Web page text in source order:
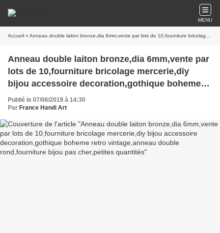
MENU
Accueil » Anneau double laiton bronze,dia 6mm,vente par lots de 10,fourniture bricolage mercerie,diy bijou accessoire decoration,gothique boheme retro vintage,anneau double rond,fourniture bijou pas cher,petites quantités
Anneau double laiton bronze,dia 6mm,vente par
lots de 10,fourniture bricolage mercerie,diy
bijou accessoire decoration,gothique boheme
retro vintage,anneau double rond,fourniture
bijou pas cher,petites quantités
Publié le 07/06/2019 à 14:30
Par France Handi Art